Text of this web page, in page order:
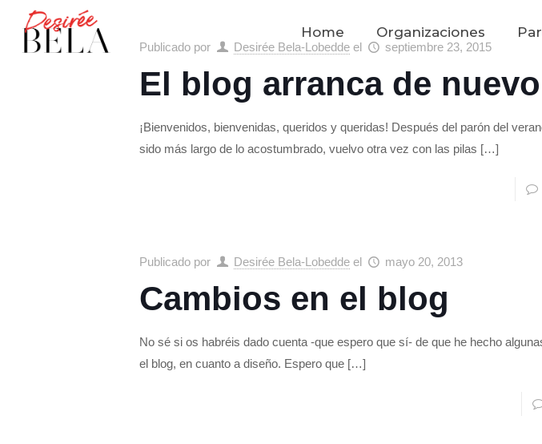
Home Organizaciones
Publicado por Desirée Bela-Lobedde el septiembre 23, 2015
El blog arranca de nuevo
¡Bienvenidos, bienvenidas, queridos y queridas! Después del parón del
sido más largo de lo acostumbrado, vuelvo otra vez con las pilas […]
Publicado por Desirée Bela-Lobedde el mayo 20, 2013
Cambios en el blog
No sé si os habréis dado cuenta -que espero que sí- de que he hecho
el blog, en cuanto a diseño. Espero que […]